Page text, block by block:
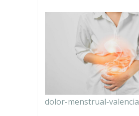
dolor-menstrual-valencia